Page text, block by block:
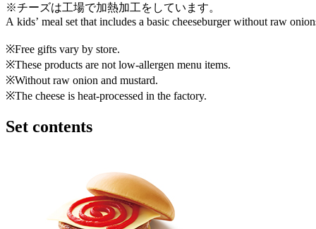
※チーズは工場で加熱加工をしています。
A kids’ meal set that includes a basic cheeseburger without raw
※Free gifts vary by store.
※These products are not low-allergen menu items.
※Without raw onion and mustard.
※The cheese is heat-processed in the factory.
Set contents